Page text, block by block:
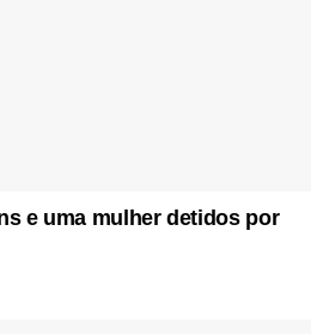
e uma mulher detidos por